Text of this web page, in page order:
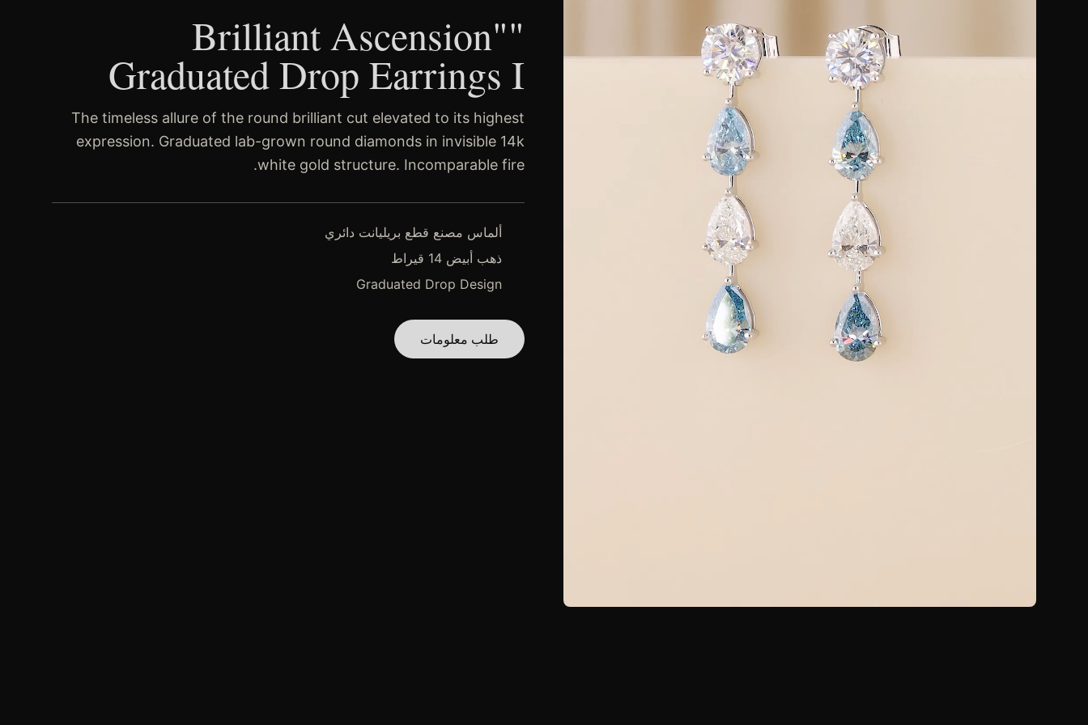
"Brilliant Ascension"
Graduated Drop Earrings I
The timeless allure of the round brilliant cut elevated to its highest
expression. Graduated lab-grown round diamonds in invisible 14k
white gold structure. Incomparable fire.
ألماس مصنع قطع بريليانت دائري
ذهب أبيض 14 قيراط
Graduated Drop Design
طلب معلومات